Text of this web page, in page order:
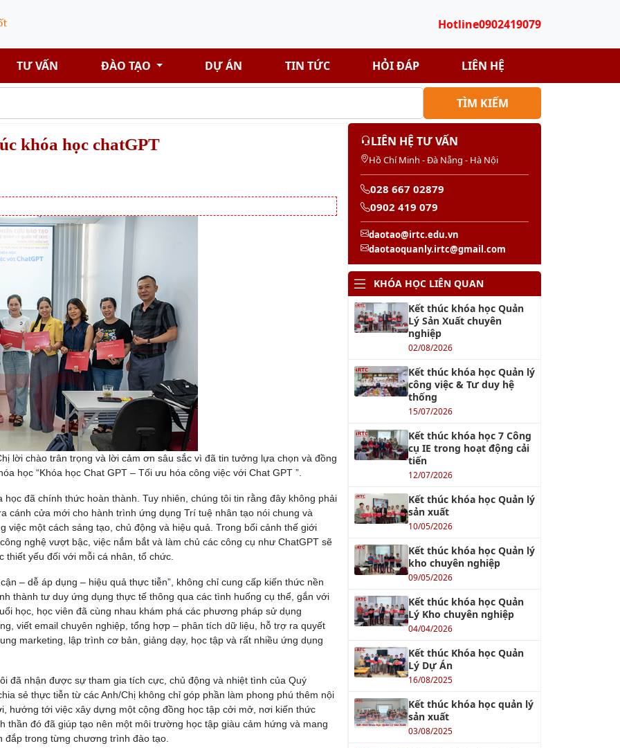
Hotline0902419079
TƯ VẤN ĐÀO TẠO DỰ ÁN TIN TỨC HỎI ĐÁP LIÊN HỆ
TÌM KIẾM
khóa học chatGPT
lời chào trân trọng và lời cảm ơn sâu sắc vì đã tin tưởng lựa chọn và đồng
học “Khóa học Chat GPT – Tối ưu hóa công việc với Chat GPT ”.
đã chính thức hoàn thành. Tuy nhiên, chúng tôi tin rằng đây không phải
cánh cửa mới cho hành trình ứng dụng Trí tuệ nhân tạo nói chung và
việc một cách sáng tạo, chủ động và hiệu quả. Trong bối cảnh thế giới
nghệ vượt bậc, việc nắm bắt và làm chủ các công cụ như ChatGPT sẽ
yếu đối với mỗi cá nhân, tổ chức.
– dễ áp dụng – hiệu quả thực tiễn”, không chỉ cung cấp kiến thức nền
thành tư duy ứng dụng thực tế thông qua các tình huống cụ thể, gắn với
học, học viên đã cùng nhau khám phá các phương pháp sử dụng
viết email chuyên nghiệp, tổng hợp – phân tích dữ liệu, hỗ trợ ra quyết
marketing, lập trình cơ bản, giảng dạy, học tập và rất nhiều ứng dụng
đã nhận được sự tham gia tích cực, chủ động và nhiệt tình của Quý
sẻ thực tiễn từ các Anh/Chị không chỉ góp phần làm phong phú thêm nội
hướng tới việc xây dựng một cộng đồng học tập cởi mở, nơi kiến thức
thần đó đã giúp tạo nên một môi trường học tập giàu cảm hứng và mang
đắp trong từng chương trình đào tạo.
LIÊN HỆ TƯ VẤN
Hồ Chí Minh - Đà Nẵng - Hà Nội
028 667 02879
0902 419 079
daotao@irtc.edu.vn
daotaoquanly.irtc@gmail.com
KHÓA HỌC LIÊN QUAN
Kết thúc khóa học Quản
Lý Sản Xuất chuyên
nghiệp
02/08/2026
Kết thúc khóa học Quản lý
công việc & Tư duy hệ
thống
15/07/2026
Kết thúc khóa học 7 Công
cụ IE trong hoạt động cải
tiến
12/07/2026
Kết thúc khóa học Quản lý
sản xuất
10/05/2026
Kết thúc khóa học Quản lý
kho chuyên nghiệp
09/05/2026
Kết thúc khóa học Quản
Lý Kho chuyên nghiệp
04/04/2026
Kết thúc Khóa học Quản
Lý Dự Án
16/08/2025
Kết thúc khóa học quản lý
sản xuất
03/08/2025